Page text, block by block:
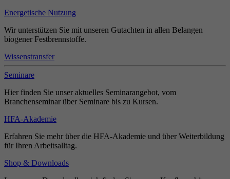
Energetische Nutzung
Wir unterstützen Sie mit unseren Gutachten in allen Belangen
biogener Festbrennstoffe.
Wissenstransfer
Seminare
Hier finden Sie unser aktuelles Seminarangebot, vom
Branchenseminar über Seminare bis zu Kursen.
HFA-Akademie
Erfahren Sie mehr über die HFA-Akademie und über Weiterbildung
für Ihren Arbeitsalltag.
Shop & Downloads